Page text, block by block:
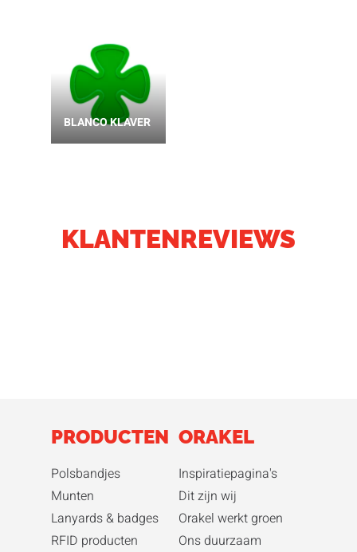
BLANCO KLAVER
KLANTENREVIEWS
PRODUCTEN
Polsbandjes
Munten
Lanyards & badges
RFID producten
ORAKEL
Inspiratiepagina's
Dit zijn wij
Orakel werkt groen
Ons duurzaam